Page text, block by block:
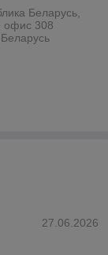
Беларусь,
офис 308
27.06.2026